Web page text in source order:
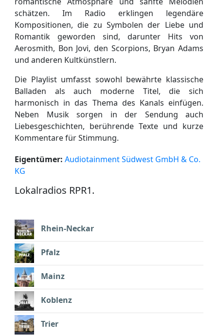
schätzen. Im Radio erklingen legendäre
Kompositionen, die zu Symbolen der Liebe und
Romantik geworden sind, darunter Hits von
Aerosmith, Bon Jovi, den Scorpions, Bryan Adams
und anderen Kultkünstlern.
Die Playlist umfasst sowohl bewährte klassische
Balladen als auch moderne Titel, die sich
harmonisch in das Thema des Kanals einfügen.
Neben Musik sorgen in der Sendung auch
Liebesgeschichten, berührende Texte und kurze
Kommentare für Stimmung.
Eigentümer: Audiotainment Südwest GmbH & Co.
KG
Lokalradios RPR1.
Rhein-Neckar
Pfalz
Mainz
Koblenz
Trier